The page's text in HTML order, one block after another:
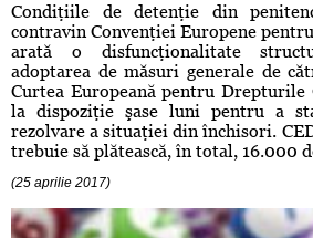
Condiţiile de detenţie din
contravin Convenţiei Europene
arată o disfuncţionalitate
adoptarea de măsuri generale de
Curtea Europeană pentru Drepturile
la dispoziţie şase luni pentru a
rezolvare a situaţiei din închisori.
trebuie să plătească, în total, 16.000
(25 aprilie 2017)